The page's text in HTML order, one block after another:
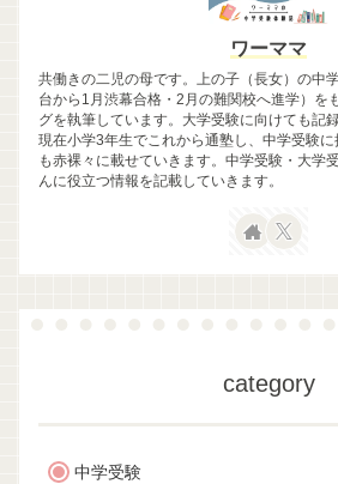
ワーママ
共働きの二児の母です。上の子（長女）の中
台から1月渋幕合格・2月の難関校へ進学）を
グを執筆しています。大学受験に向けても記
現在小学3年生でこれから通塾し、中学受験
も赤裸々に載せていきます。中学受験・大学
んに役立つ情報を記載していきます。
category
中学受験